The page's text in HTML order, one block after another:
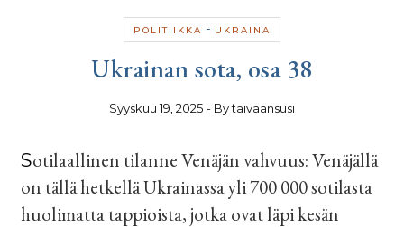
POLITIIKKA - UKRAINA
Ukrainan sota, osa 38
Syyskuu 19, 2025 - Bytaivaansusi
Sotilaallinen tilanne Venäjän vahvuus: Venäjällä
on tällä hetkellä Ukrainassa yli 700 000 sotilasta
huolimatta tappioista, jotka ovat läpi kesän